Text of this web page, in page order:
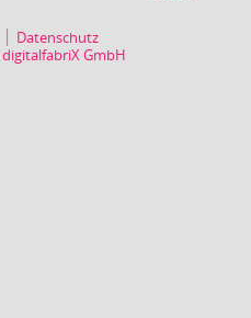
Datenschutz
digitalfabriX GmbH